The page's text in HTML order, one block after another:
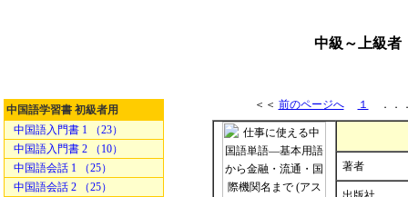
中級～上級
中国語学習書 初級者用
中国語入門書 1 （23）
中国語入門書 2 （10）
中国語会話 1 （25）
中国語会話 2 （25）
＜＜ 前のページへ １ ．
著者